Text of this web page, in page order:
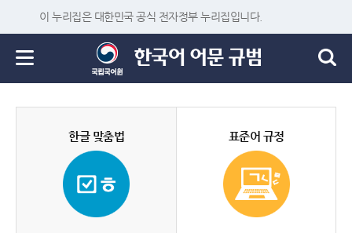
이 누리집은 대한민국 공식 전자정부 누리집입니다.
한글 맞춤법 표준어 규정